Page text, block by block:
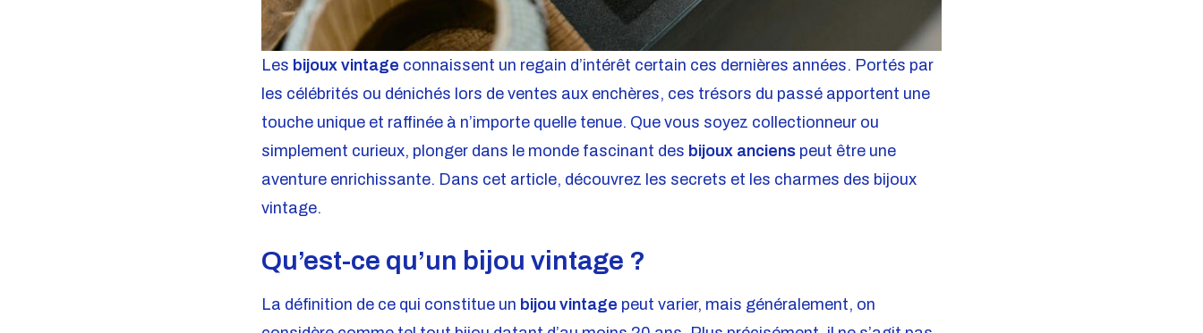
Les bijoux vintage connaissent un regain d’intérêt certain ces dernières années. Portés par
les célébrités ou dénichés lors de ventes aux enchères, ces trésors du passé apportent une
touche unique et raffinée à n’importe quelle tenue. Que vous soyez collectionneur ou
simplement curieux, plonger dans le monde fascinant des bijoux anciens peut être une
aventure enrichissante. Dans cet article, découvrez les secrets et les charmes des bijoux
vintage.
Qu’est-ce qu’un bijou vintage ?
La définition de ce qui constitue un bijou vintage peut varier, mais généralement, on